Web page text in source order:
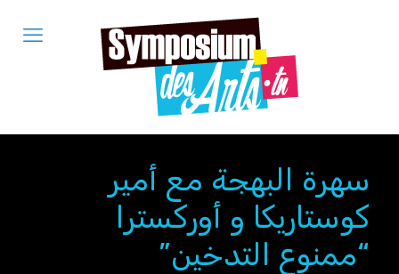
سهرة البهجة مع أمير
كوستاريكا و أوركسترا
“ممنوع التدخين”